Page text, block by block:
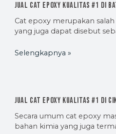
Jual Cat Epoxy Kualitas #1 di
Cat epoxy merupakan
yang juga dapat disebut
Selengkapnya »
Jual Cat Epoxy Kualitas #1 di
Secara umum cat epoxy
bahan kimia yang juga